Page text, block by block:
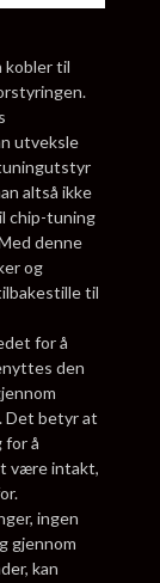
kobler til
utveksle
altså ikke
chip-tuning
denne
og
til
for å
den
Det betyr at
for å
være intakt,
ingen
gjennom
kan